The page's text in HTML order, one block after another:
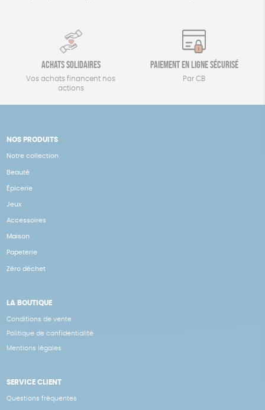
Achats solidaires
Vos achats financent nos
actions
Paiement en ligne sécurisé
Par CB
NOS PRODUITS
Notre collection
Beauté
Épicerie
Jeux
Accessoires
Maison
Papeterie
Zéro déchet
LA BOUTIQUE
Conditions de vente
Politique de confidentialité
Mentions légales
SERVICE CLIENT
Questions fréquentes